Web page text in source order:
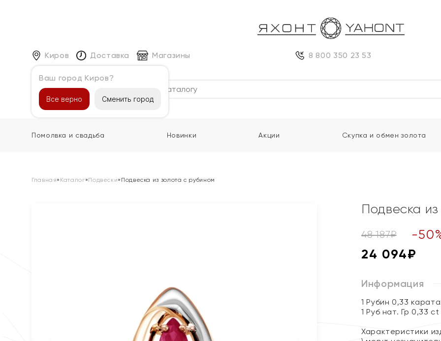
Киров
Ваш город Киров?
Все верно Сменить город
Доставка Магазины 8 800 350 23 53
Каталог
Помолвка и свадьба Новинки Акции Скупка и обмен золота
Главная» Каталог»Подвески» Подвеска из золота с рубином
Подвеска
48 187₽ -50
24 094₽
Информация
1 Рубин 0,33 карата
1 Руб нат. Гр 0,33
Характеристики